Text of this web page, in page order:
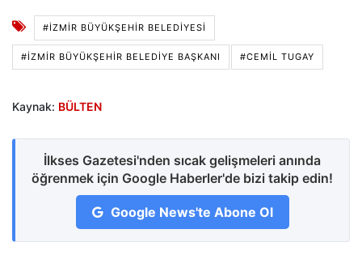
#İZMIR BÜYÜKŞEHIR BELEDIYESI
#İZMIR BÜYÜKŞEHIR BELEDIYE BAŞKANI #CEMIL TUGAY
Kaynak: BÜLTEN
İlkses Gazetesi'nden sıcak gelişmeleri anında
öğrenmek için Google Haberler'de bizi takip edin!
Google News'te Abone Ol